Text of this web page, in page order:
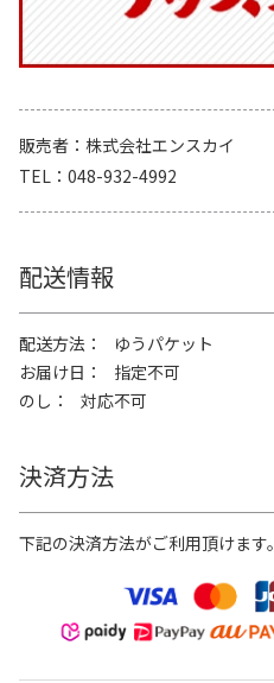
販売者
株式会社エンスカイ
TEL
048-932-4992
配送情報
配送方法
ゆうパケット
お届け日
指定不可
のし
対応不可
決済方法
下記の決済方法がご利用頂けます。